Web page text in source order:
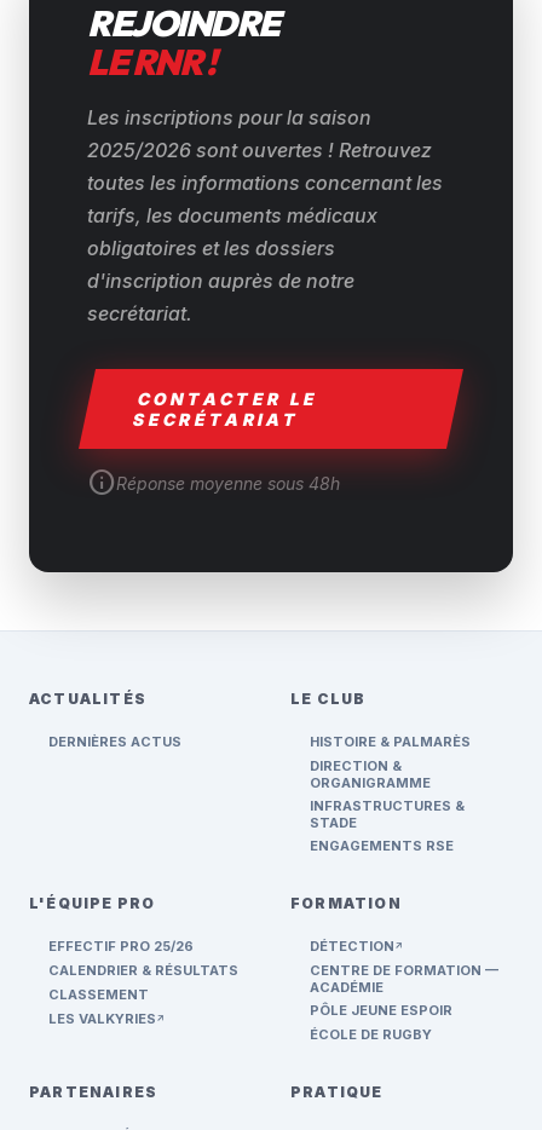
REJOINDRE
LE RNR !
Les inscriptions pour la saison
2025/2026 sont ouvertes ! Retrouvez
toutes les informations concernant les
tarifs, les documents médicaux
obligatoires et les dossiers
d'inscription auprès de notre
secrétariat.
CONTACTER LE
SECRÉTARIAT
infoRéponse moyenne sous 48h
ACTUALITÉS
DERNIÈRES ACTUS
LE CLUB
HISTOIRE & PALMARÈS
DIRECTION &
ORGANIGRAMME
INFRASTRUCTURES &
STADE
ENGAGEMENTS RSE
L'ÉQUIPE PRO
EFFECTIF PRO 25/26
CALENDRIER & RÉSULTATS
CLASSEMENT
LES VALKYRIES ARROW_OUTWARD
FORMATION
DÉTECTION ARROW_OUTWARD
CENTRE DE FORMATION —
ACADÉMIE
PÔLE JEUNE ESPOIR
ÉCOLE DE RUGBY
PARTENAIRES PRATIQUE